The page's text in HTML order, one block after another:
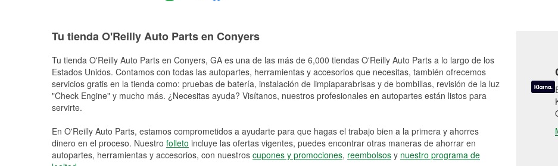
Tu tienda O'Reilly Auto Parts en Conyers
Tu tienda O'Reilly Auto Parts en Conyers, GA es una de las más de 6,000 tiendas O'Reilly Auto Parts a lo largo de los
Estados Unidos. Contamos con todas las autopartes, herramientas y accesorios que necesitas, también ofrecemos
servicios gratis en la tienda como: pruebas de batería, instalación de limpiaparabrisas y de bombillas, revisión de la luz
"Check Engine" y mucho más. ¿Necesitas ayuda? Visítanos, nuestros profesionales en autopartes están listos para
servirte.
En O'Reilly Auto Parts, estamos comprometidos a ayudarte para que hagas el trabajo bien a la primera y ahorres
dinero en el proceso. Nuestro folleto incluye las ofertas vigentes, puedes encontrar otras maneras de ahorrar en
autopartes, herramientas y accesorios, con nuestros cupones y promociones, reembolsos y nuestro programa de